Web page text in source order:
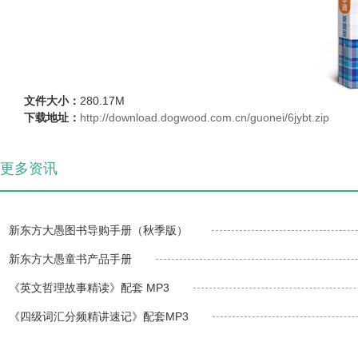
文件大小： 280.17M
下载地址： http://download.dogwood.com.cn/guonei/6jybt.zip
更多资讯
新东方大愚图书导购手册（秋季版）
新东方大愚童书产品手册
《英文哲理故事精读》配套 MP3
《四级词汇分频精讲速记》配套MP3